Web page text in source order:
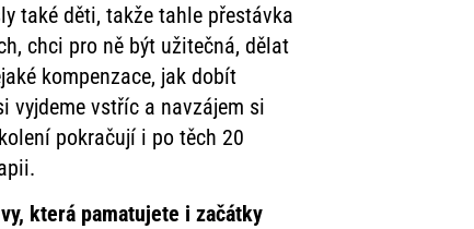
také děti, takže tahle přestávka
chci pro ně být užitečná, dělat
kompenzace, jak dobít
vyjdeme vstříc a navzájem si
pokračují i po těch 20
která pamatujete i začátky